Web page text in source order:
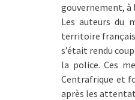
gouvernement, à
Les auteurs du
territoire français
s’était rendu
la police. Ces
Centrafrique et
après les